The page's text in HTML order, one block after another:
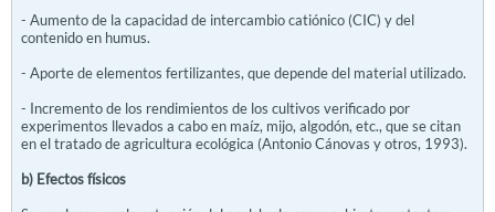
- Aumento de la capacidad de intercambio catiónico (CIC) y del
contenido en humus.
- Aporte de elementos fertilizantes, que depende del material utilizado.
- Incremento de los rendimientos de los cultivos verificado por
experimentos llevados a cabo en maíz, mijo, algodón, etc., que se citan
en el tratado de agricultura ecológica (Antonio Cánovas y otros, 1993).
b) Efectos físicos